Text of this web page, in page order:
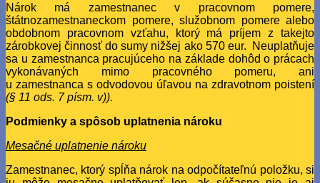
Nárok má zamestnanec v pracovnom pomere,
štátnozamestnaneckom pomere, služobnom pomere alebo
obdobnom pracovnom vzťahu, ktorý má príjem z takejto
zárobkovej činnosť do sumy nižšej ako 570 eur. Neuplatňuje
sa u zamestnanca pracujúceho na základe dohôd o prácach
vykonávaných mimo pracovného pomeru, ani
u zamestnanca s odvodovou úľavou na zdravotnom poistení
(§ 11 ods. 7 písm. v)).
Podmienky a spôsob uplatnenia nároku
Mesačné uplatnenie nároku
Zamestnanec, ktorý spĺňa nárok na odpočítateľnú položku, si